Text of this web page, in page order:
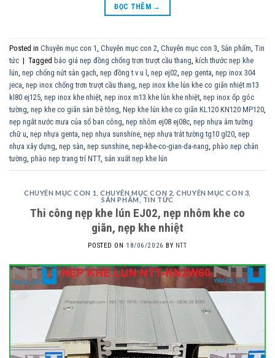
ĐỌC THÊM →
Posted in Chuyên mục con 1, Chuyên mục con 2, Chuyên mục con 3, Sản phẩm, Tin
tức | Tagged báo giá nẹp đồng chống trơn trượt cầu thang, kích thước nẹp khe
lún, nẹp chống nứt sàn gạch, nẹp đồng t v u l , nẹp ej02, nẹp genta, nẹp inox 304
jeca, nẹp inox chống trơn trượt cầu thang, nẹp inox khe lún khe co giãn nhiệt m13
kl80 ej125, nẹp inox khe nhiệt, nẹp inox m13 khe lún khe nhiệt, nẹp inox ốp góc
tường, nẹp khe co giãn sàn bê tông, Nẹp khe lún khe co giãn KL120 KN120 MP120,
nẹp ngắt nước mưa của sổ ban công, nẹp nhôm ej08 ej08c, nẹp nhựa âm tường
chữ u, nẹp nhựa genta, nẹp nhựa sunshine, nẹp nhựa trát tường tg10 gl20, nẹp
nhựa xây dựng, nẹp sàn, nẹp sunshine, nep-khe-co-gian-da-nang, phào nẹp chân
tường, phào nẹp trang trí NTT, sản xuất nẹp khe lún
CHUYÊN MỤC CON 1 ,CHUYÊN MỤC CON 2 ,CHUYÊN MỤC CON 3
SẢN PHẨM , TIN TỨC
Thi công nẹp khe lún EJ02, nẹp nhôm khe co
giãn, nẹp khe nhiệt
POSTED ON 18/06/2026 BY NTT